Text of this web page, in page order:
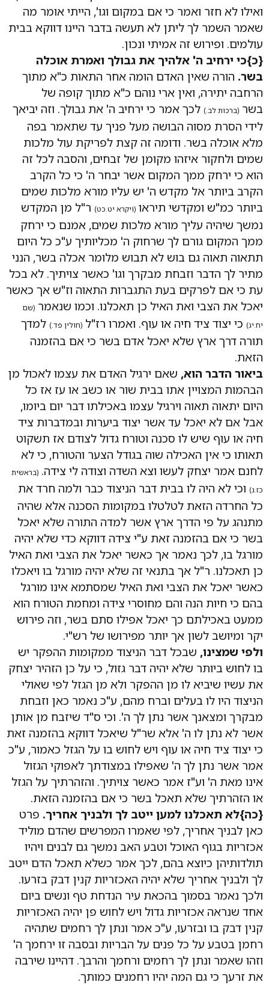
ואילו לא חזר ואמר כי אם במקום וגו', הייתי אומר מה
שאמר השמר לך ליתן לא תעשה בדבר היינו דווקא בבית
עולמים. ופירוש זה אמיתי ונכון.
{כ}כי ירחיב ה' אלהיך את גבולך ואמרת אוכלה
בשר. הורה שאין האדם הומה אחר התאות כ"א מתוך
הרחבה יתירה, ואין ארי נוהם כ"א מתוך קופה של
בשר (ברכות לב.) לכך אמר כי ירחיב ה' את גבולך. וזה יביאך
לידי הסרת מסוה הבושה מעל פניך עד שתאמר בפה
מלא אוכלה בשר. ודומה זה קצת לפריקת עול מלכות
שמים ולחקור איזהו מקומן של זבחים, והסבה לכל זה
הוא כי ירחק ממך המקום אשר יבחר ה' כי כל הקרב
הקרב ביותר אל מקדש ה' יש עליו מורא מלכות שמים
ביותר כמ"ש ומקדשי תיראו (ויקרא יט.כט) ר"ל מן המקדש
נמשך שיהיה עליך מורא מלכות שמים, אמנם כי ירחק
ממך המקום גורם לך שרחוק ה' מכליותיך ע"כ כל היום
תתאוה תאוה גם בוש לא תבוש מלומר אכלה בשר, הנני
מתיר לך הדבר וזבחת מבקרך וגו' כאשר צויתיך. לא בכל
עת כי אם לפרקים בעת התגברות התאוה וז"ש אך כאשר
יאכל את הצבי ואת האיל כן תאכלנו. וכמו שנאמר (שם
יח.יג) כי יצוד ציד חיה או עוף. ואמרו רז"ל (חולין פד.) למדך
תורה דרך ארץ שלא יאכל אדם בשר כי אם בהזמנה
הזאת.
ביאור הדבר הוא, שאם ירגיל האדם את עצמו לאכול מן
הבהמות המצויין אתו בבית שור או כשב או עז אז כל
היום יתאוה תאוה וירגיל עצמו באכילתו דבר יום ביומו,
אבל אם לא יאכל עד אשר יצוד ביערות ובמדברות ציד
חיה או עוף שיש לו סכנה וטורח גדול לצודם אז תשקוט
תאותו כי אין האכילה שוה בגודל הצער והטורח, כי לא
לחנם אמר יצחק לעשו וצא השדה וצודה לי צידה. (בראשית
כז.ג) וכי לא היה לו בבית דבר הניצוד כבר ולמה חרד את
כל החרדה הזאת לטלטלו במקומות הסכנה אלא שהיה
מתנהג על פי הדרך ארץ אשר למדה התורה שלא יאכל
בשר כי אם בהזמנה זאת ע"י צידה דווקא כדי שלא יהיה
מורגל בו, לכך נאמר אך כאשר יאכל את הצבי ואת האיל
כן תאכלנו. ר"ל אך בתנאי זה שלא יהיה מורגל בו ויאכלו
כאשר יאכל את הצבי ואת האיל שמסתמא אינו מורגל
בהם כי חיות הנה והם מחוסרי צידה ומחמת הטורח הוא
ממעט באכילתם כך יאכל אפילו סתם בשר, וזה פירוש
יקר ומיושב לשון אך יותר מפירושו של רש"י.
ולפי שמצינו, שבכל דבר הניצוד ממקומות ההפקר יש
בו לחוש ביותר שלא יהיה דבר גזול, כי על כן הזהיר יצחק
את עשיו שיביא לו מן ההפקר ולא מן הגזל לפי שאולי
הניצוד היו לו בעלים וברח מהם, ע"כ נאמר כאן וזבחת
מבקרך ומצאנך אשר נתן לך ה'. וכי ס"ד שיזבח מן אותן
אשר לא נתן לו ה' אלא שר"ל שיאכל דווקא בהזמנה זאת
כי יצוד ציד חיה או עוף ויש לחוש בו על הגזל כאמור, ע"כ
אמר אשר נתן לך ה' שאפילו במצודתך לאפוקי הגזול
אינו מאת ה' וע"ז אמר כאשר צויתיך. והזהרתיך על הגזל
או הזהרתיך שלא תאכל בשר כי אם בהזמנה הזאת.
{כה}לא תאכלנו למען ייטב לך ולבניך אחריך. פרט
כאן לבניך אחריך, לפי שאמרו המפרשים שהדם מוליד
אכזריות בגוף האוכל וטבע האב נמשך גם לבנים ויהיו
תולדותיהן כיוצא בהם, לכך אמר כשלא תאכל הדם ייטב
לך ולבניך אחריך שלא יהיה האכזריות קנין דבק בזרעו.
ולכך נאמר בסמוך בהכאת עיר הנדחת טף ונשים ביום
אחד שנראה אכזריות גדול ויש לחוש פן יהיה האכזריות
קנין דבק בו ובזרעו, ע"כ אמר ונתן לך רחמים שתהיה
רחמן בטבע על כל פנים על הבריות ובסבה זו ירחמך ה'
וזהו שאמר ונתן לך רחמים ורחמך והרבך. דהיינו שירבה
את זרעך כי גם המה יהיו רחמנים כמותך.